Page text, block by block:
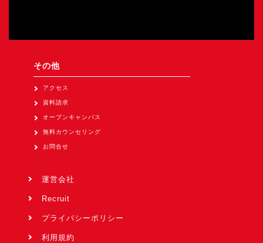
その他
アクセス
資料請求
オープンキャンパス
無料カウンセリング
お問合せ
運営会社
Recruit
プライバシーポリシー
利用規約